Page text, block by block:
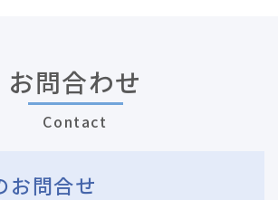
お問合わせ
Contact
お問合せ